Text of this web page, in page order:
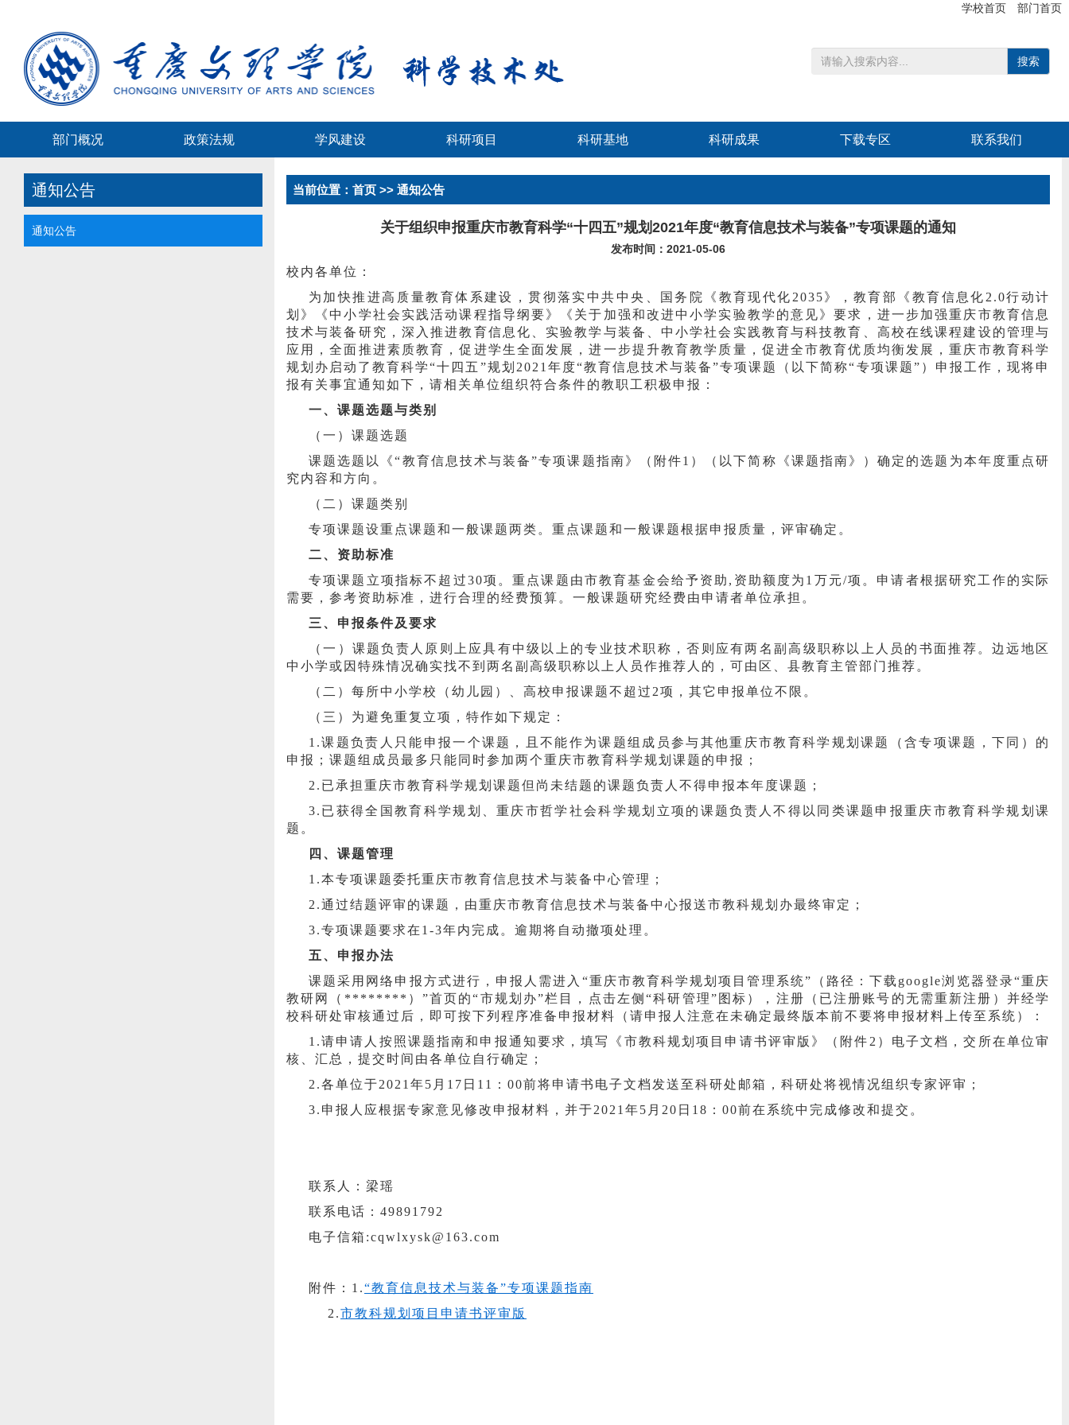
学校首页 部门首页
搜索
部门概况 政策法规 学风建设 科研项目 科研基地 科研成果 下载专区 联系我们
通知公告
通知公告
当前位置： 首页 >> 通知公告
关于组织申报重庆市教育科学“十四五”规划2021年度“教育信息技术与装备”专项课题的通知
发布时间：2021-05-06
校内各单位：
为加快推进高质量教育体系建设，贯彻落实中共中央、国务院《教育现代化2035》，教育部《教育信息化2.0行动计
划》《中小学社会实践活动课程指导纲要》《关于加强和改进中小学实验教学的意见》要求，进一步加强重庆市教育信息
技术与装备研究，深入推进教育信息化、实验教学与装备、中小学社会实践教育与科技教育、高校在线课程建设的管理与
应用，全面推进素质教育，促进学生全面发展，进一步提升教育教学质量，促进全市教育优质均衡发展，重庆市教育科学
规划办启动了教育科学“十四五”规划2021年度“教育信息技术与装备”专项课题（以下简称“专项课题”）申报工作，现将申
报有关事宜通知如下，请相关单位组织符合条件的教职工积极申报：
一、课题选题与类别
（一）课题选题
课题选题以《“教育信息技术与装备”专项课题指南》（附件1）（以下简称《课题指南》）确定的选题为本年度重点研
究内容和方向。
（二）课题类别
专项课题设重点课题和一般课题两类。重点课题和一般课题根据申报质量，评审确定。
二、资助标准
专项课题立项指标不超过30项。重点课题由市教育基金会给予资助,资助额度为1万元/项。申请者根据研究工作的实际
需要，参考资助标准，进行合理的经费预算。一般课题研究经费由申请者单位承担。
三、申报条件及要求
（一）课题负责人原则上应具有中级以上的专业技术职称，否则应有两名副高级职称以上人员的书面推荐。边远地区
中小学或因特殊情况确实找不到两名副高级职称以上人员作推荐人的，可由区、县教育主管部门推荐。
（二）每所中小学校（幼儿园）、高校申报课题不超过2项，其它申报单位不限。
（三）为避免重复立项，特作如下规定：
1.课题负责人只能申报一个课题，且不能作为课题组成员参与其他重庆市教育科学规划课题（含专项课题，下同）的
申报；课题组成员最多只能同时参加两个重庆市教育科学规划课题的申报；
2.已承担重庆市教育科学规划课题但尚未结题的课题负责人不得申报本年度课题；
3.已获得全国教育科学规划、重庆市哲学社会科学规划立项的课题负责人不得以同类课题申报重庆市教育科学规划课
题。
四、课题管理
1.本专项课题委托重庆市教育信息技术与装备中心管理；
2.通过结题评审的课题，由重庆市教育信息技术与装备中心报送市教科规划办最终审定；
3.专项课题要求在1-3年内完成。逾期将自动撤项处理。
五、申报办法
课题采用网络申报方式进行，申报人需进入“重庆市教育科学规划项目管理系统”（路径：下载google浏览器登录“重庆
教研网（********）”首页的“市规划办”栏目，点击左侧“科研管理”图标），注册（已注册账号的无需重新注册）并经学
校科研处审核通过后，即可按下列程序准备申报材料（请申报人注意在未确定最终版本前不要将申报材料上传至系统）：
1.请申请人按照课题指南和申报通知要求，填写《市教科规划项目申请书评审版》（附件2）电子文档，交所在单位审
核、汇总，提交时间由各单位自行确定；
2.各单位于2021年5月17日11：00前将申请书电子文档发送至科研处邮箱，科研处将视情况组织专家评审；
3.申报人应根据专家意见修改申报材料，并于2021年5月20日18：00前在系统中完成修改和提交。
联系人：梁瑶
联系电话：49891792
电子信箱:cqwlxysk@163.com
附件： 1.“教育信息技术与装备”专项课题指南
2.市教科规划项目申请书评审版